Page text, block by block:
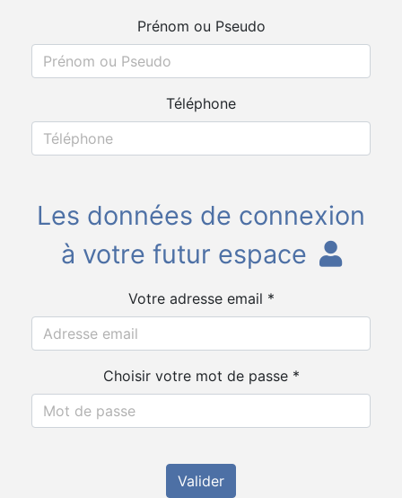
Prénom ou Pseudo
Téléphone
Les données de connexion
à votre futur espace
Votre adresse email *
Choisir votre mot de passe *
Valider